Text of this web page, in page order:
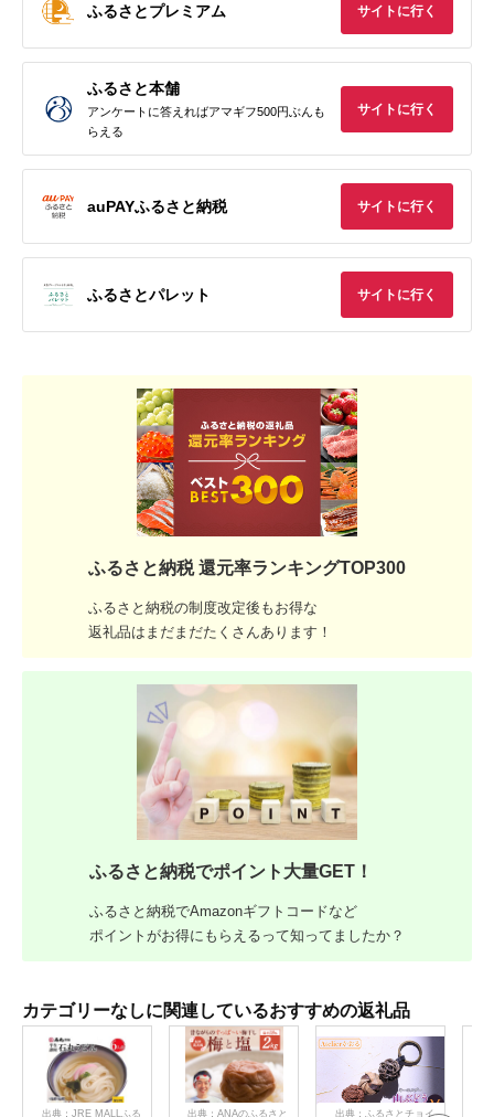
ふるさとプレミアム サイトに行く
ふるさと本舗
アンケートに答えればアマギフ500円ぶんも
らえる
サイトに行く
auPAYふるさと納税 サイトに行く
ふるさとパレット サイトに行く
ふるさと納税 還元率ランキングTOP300
ふるさと納税の制度改定後もお得な
返礼品はまだまだたくさんあります！
ふるさと納税でポイント大量GET！
ふるさと納税でAmazonギフトコードなど
ポイントがお得にもらえるって知ってましたか？
カテゴリーなしに関連しているおすすめの返礼品
出典：JRE MALLふる
出典：ANAのふるさと
出典：ふるさとチョイ